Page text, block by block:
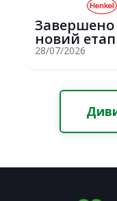
Завершено
новий
28/07/2026